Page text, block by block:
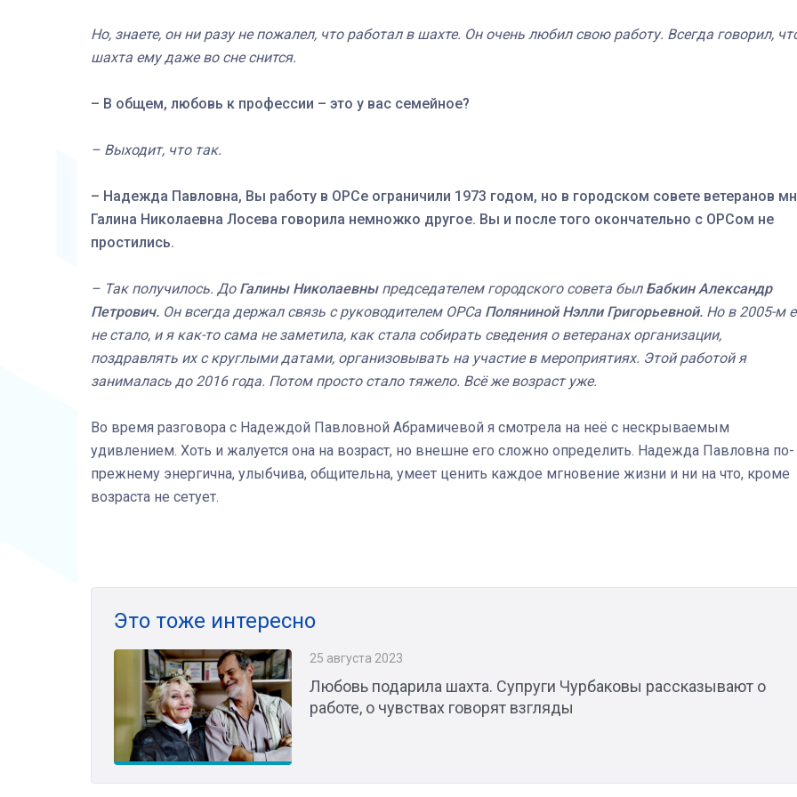
Но, знаете, он ни разу не пожалел, что работал в шахте. Он очень любил свою работу. Всегда говорил,
шахта ему даже во сне снится.
– В общем, любовь к профессии – это у вас семейное?
– Выходит, что так.
– Надежда Павловна, Вы работу в ОРСе ограничили 1973 годом, но в городском совете ветеранов
Галина Николаевна Лосева говорила немножко другое. Вы и после того окончательно с ОРСом не
простились.
– Так получилось. До Галины Николаевныпредседателем городского совета был Бабкин Александр
Петрович. Он всегда держал связь с руководителем ОРСа Поляниной Нэлли Григорьевной. Но в 2005-м
не стало, и я как-то сама не заметила, как стала собирать сведения о ветеранах организации,
поздравлять их с круглыми датами, организовывать на участие в мероприятиях. Этой работой я
занималась до 2016 года. Потом просто стало тяжело. Всё же возраст уже.
Во время разговора с Надеждой Павловной Абрамичевой я смотрела на неё с нескрываемым
удивлением. Хоть и жалуется она на возраст, но внешне его сложно определить. Надежда Павловна по-
прежнему энергична, улыбчива, общительна, умеет ценить каждое мгновение жизни и ни на что, кроме
возраста не сетует.
Это тоже интересно
25 августа 2023
Любовь подарила шахта. Супруги Чурбаковы рассказывают о
работе, о чувствах говорят взгляды